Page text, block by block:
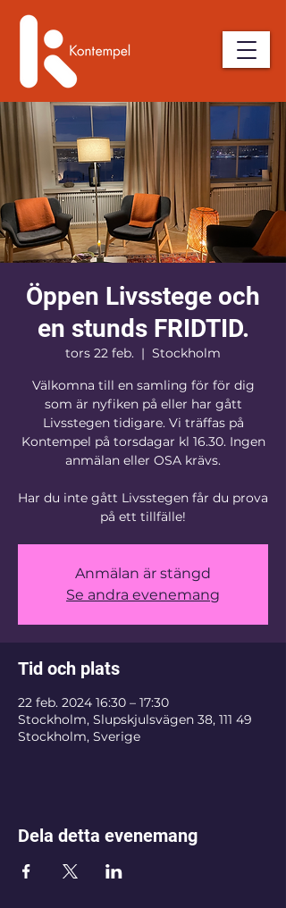
Öppen Livsstege och
en stunds FRIDTID.
tors 22 feb.
  |
Stockholm
Välkomna till en samling för för dig
som är nyfiken på eller har gått
Livsstegen tidigare. Vi träffas på
Kontempel på torsdagar kl 16.30. Ingen
anmälan eller OSA krävs.
Har du inte gått Livsstegen får du prova
på ett tillfälle!
Anmälan är stängd
Se andra evenemang
Tid och plats
22 feb. 2024 16:30 – 17:30
Stockholm, Slupskjulsvägen 38, 111 49
Stockholm, Sverige
Dela detta evenemang